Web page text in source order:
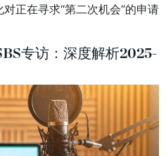
正在寻求“第二次机会”的申请
专访：深度解析2025-